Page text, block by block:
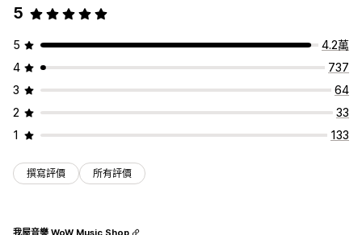
5
5
4.2萬
4
737
3
64
2
33
1
133
撰寫評價 所有評價
我屋音樂 WoW Music Shop